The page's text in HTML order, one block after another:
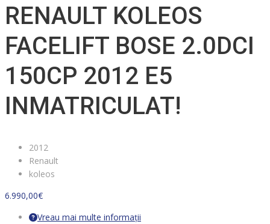
RENAULT KOLEOS
FACELIFT BOSE 2.0DCI
150CP 2012 E5
INMATRICULAT!
2012
Renault
koleos
6.990,00€
Vreau mai multe informații